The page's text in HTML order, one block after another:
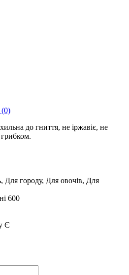
(0)
до гниття, не іржавіє, не
грибком.
Для городу, Для овочів, Для
600
Є